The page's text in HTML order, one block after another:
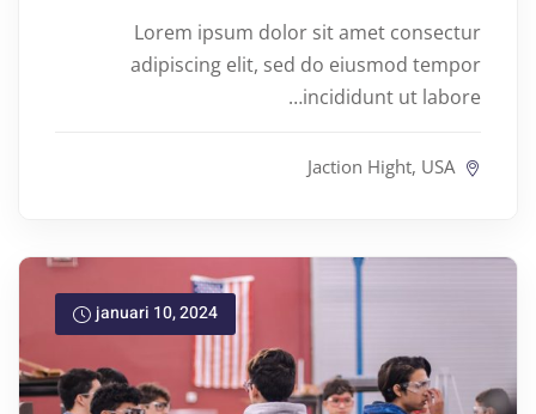
Lorem ipsum dolor sit amet consectur
adipiscing elit, sed do eiusmod tempor
incididunt ut labore…
Jaction Hight, USA
januari 10, 2024